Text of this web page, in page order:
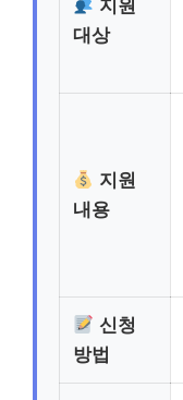
지원
대상
지원
내용
신청
방법